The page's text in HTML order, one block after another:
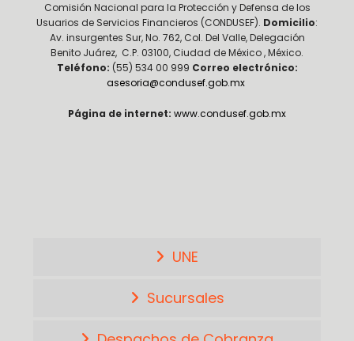
Comisión Nacional para la Protección y Defensa de los
Usuarios de Servicios Financieros (CONDUSEF). Domicilio:
Av. insurgentes Sur, No. 762, Col. Del Valle, Delegación
Benito Juárez, C.P. 03100, Ciudad de México , México.
Teléfono: (55) 534 00 999 Correo electrónico:
asesoria@condusef.gob.mx
Página de internet: www.condusef.gob.mx
UNE
Sucursales